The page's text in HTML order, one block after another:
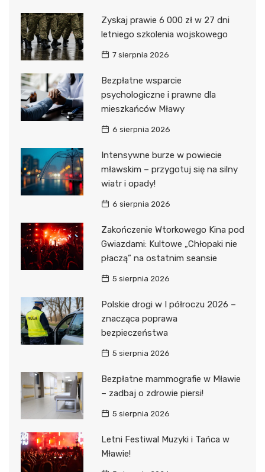
Zyskaj prawie 6 000 zł w 27 dni
letniego szkolenia wojskowego
7 sierpnia 2026
Bezpłatne wsparcie
psychologiczne i prawne dla
mieszkańców Mławy
6 sierpnia 2026
Intensywne burze w powiecie
mławskim – przygotuj się na silny
wiatr i opady!
6 sierpnia 2026
Zakończenie Wtorkowego Kina pod
Gwiazdami: Kultowe „Chłopaki nie
płaczą” na ostatnim seansie
5 sierpnia 2026
Polskie drogi w I półroczu 2026 –
znacząca poprawa
bezpieczeństwa
5 sierpnia 2026
Bezpłatne mammografie w Mławie
– zadbaj o zdrowie piersi!
5 sierpnia 2026
Letni Festiwal Muzyki i Tańca w
Mławie!